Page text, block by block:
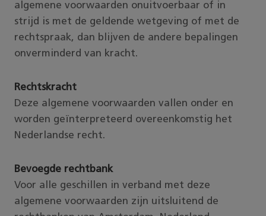
algemene voorwaarden onuitvoerbaar of in
strijd is met de geldende wetgeving of met de
rechtspraak, dan blijven de andere bepalingen
onverminderd van kracht.
Rechtskracht
Deze algemene voorwaarden vallen onder en
worden geïnterpreteerd overeenkomstig het
Nederlandse recht.
Bevoegde rechtbank
Voor alle geschillen in verband met deze
algemene voorwaarden zijn uitsluitend de